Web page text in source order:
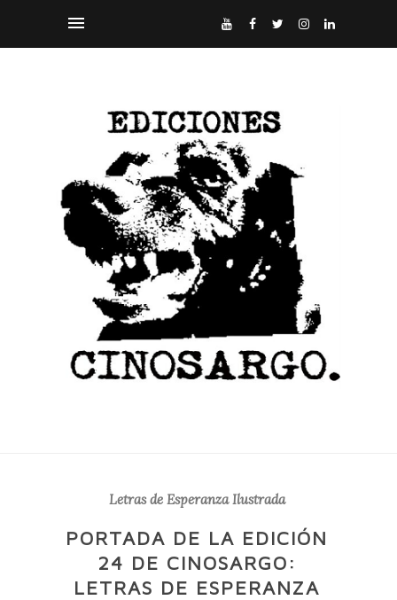
Letras de Esperanza Ilustrada
PORTADA DE LA EDICIÓN
24 DE CINOSARGO:
LETRAS DE ESPERANZA